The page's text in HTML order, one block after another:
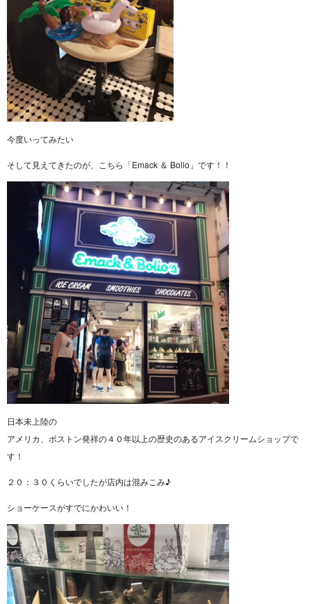
今度いってみたい
そして見えてきたのが、こちら「Emack ＆ Bolio」です！！
日本未上陸の
アメリカ、ボストン発祥の４０年以上の歴史のあるアイスクリームショップで
す！
２０：３０くらいでしたが店内は混みこみ♪
ショーケースがすでにかわいい！